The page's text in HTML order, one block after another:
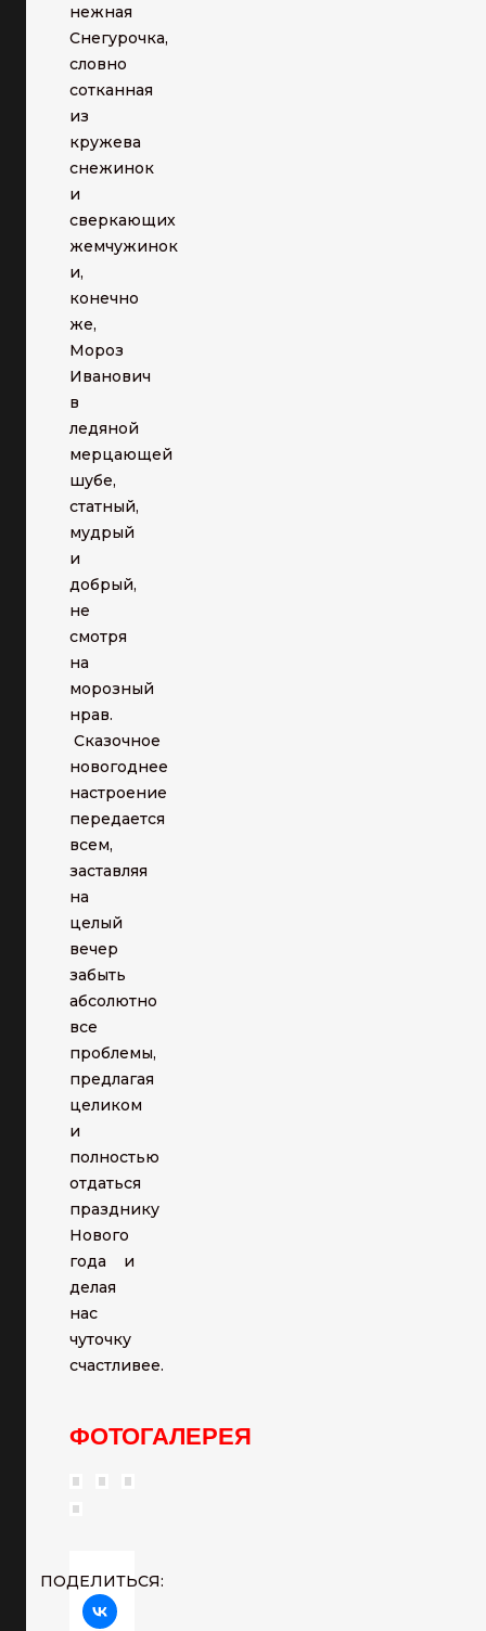
нежная
Снегурочка,
словно
сотканная
из
кружева
снежинок
и
сверкающих
жемчужинок
и,
конечно
же,
Мороз
Иванович
в
ледяной
мерцающей
шубе,
статный,
мудрый
и
добрый,
не
смотря
на
морозный
нрав.
Сказочное
новогоднее
настроение
передается
всем,
заставляя
на
целый
вечер
забыть
абсолютно
все
проблемы,
предлагая
целиком
и
полностью
отдаться
празднику
Нового
года и
делая
нас
чуточку
счастливее.
ФОТОГАЛЕРЕЯ
ПОДЕЛИТЬСЯ: